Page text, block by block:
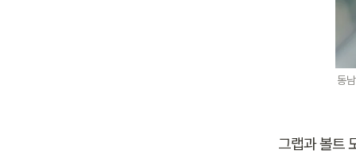
동
그랩과 볼트